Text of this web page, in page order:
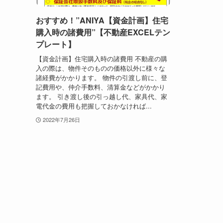
おすすめ！”ANIYA【資金計画】住宅
購入時の諸費用”【不動産EXCELテン
プレート】
【資金計画】住宅購入時の諸費用 不動産の購
入の際は、物件そのものの価格以外に様々な
諸経費がかかります。 物件の引渡し前に、登
記費用や、仲介手数料、清算金などがかかり
ます。 引き渡し後の引っ越し代、家具代、家
電代金の費用も把握しておかなければ...
2022年7月26日